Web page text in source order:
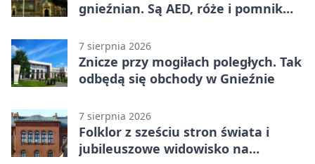
gnieźnian. Są AED, róże i pomnik
7 sierpnia 2026
Znicze przy mogiłach poległych. Tak
odbędą się obchody w Gnieźnie
7 sierpnia 2026
Folklor z sześciu stron świata i
jubileuszowe widowisko na